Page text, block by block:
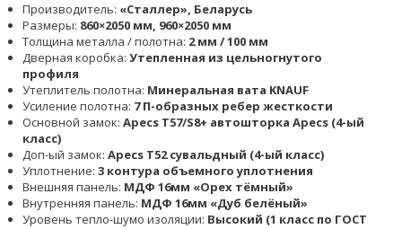
Производитель: «Сталлер», Беларусь
Размеры: 860×2050 мм, 960×2050 мм
Толщина металла / полотна: 2 мм / 100 мм
Дверная коробка: Утепленная из цельногнутого
профиля
Утеплитель полотна: Минеральная вата KNAUF
Усиление полотна: 7 П-образных ребер жесткости
Основной замок: Apecs T57/S8+ автошторка Apecs (4-ый
класс)
Доп-ый замок: Apecs T52 сувальдный (4-ый класс)
Уплотнение: 3 контура объемного уплотнения
Внешняя панель: МДФ 16мм «Орех тёмный»
Внутренняя панель: МДФ 16мм «Дуб белёный»
Уровень тепло-шумо изоляции: Высокий (1 класс по ГОСТ